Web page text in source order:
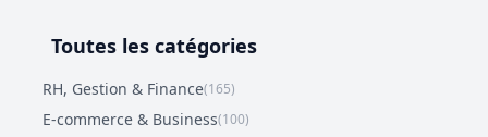
Toutes les catégories
RH, Gestion & Finance(165)
E-commerce & Business(100)